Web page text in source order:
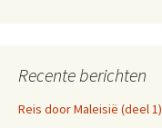
Recente berichten
Reis door Maleisië (deel 1)